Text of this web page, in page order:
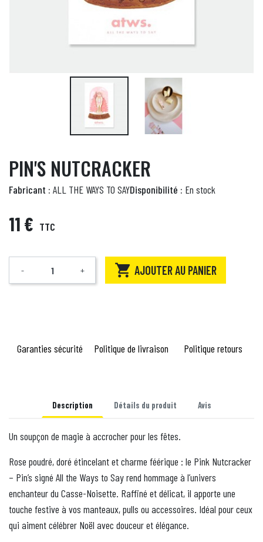
PIN'S NUTCRACKER
Fabricant : ALL THE WAYS TO SAYDisponibilité : En stock
11 € TTC
Quantité
- +  AJOUTER AU PANIER
Garanties sécurité Politique de livraison Politique retours
Description Détails du produit Avis
Un soupçon de magie à accrocher pour les fêtes.
Rose poudré, doré étincelant et charme féérique : le Pink Nutcracker
– Pin’s signé All the Ways to Say rend hommage à l’univers
enchanteur du Casse-Noisette. Raffiné et délicat, il apporte une
touche festive à vos manteaux, pulls ou accessoires. Idéal pour ceux
qui aiment célébrer Noël avec douceur et élégance.